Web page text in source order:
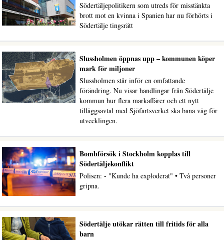
Södertäljepolitikern som utreds för misstänkta
brott mot en kvinna i Spanien har nu förhörts i
Södertälje tingsrätt
Slussholmen öppnas upp – kommunen köper
mark för miljoner
Slussholmen står inför en omfattande
förändring. Nu visar handlingar från Södertälje
kommun hur flera markaffärer och ett nytt
tilläggsavtal med Sjöfartsverket ska bana väg för
utvecklingen.
Bombförsök i Stockholm kopplas till
Södertäljekonflikt
Polisen: - "Kunde ha exploderat" • Två personer
gripna.
Södertälje utökar rätten till fritids för alla
barn